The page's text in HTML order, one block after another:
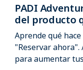
PADI
del producto
Aprende qué
"Reservar ahora".
para aumentar